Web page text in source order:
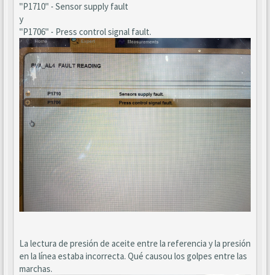
"P1710" - Sensor supply fault
y
"P1706" - Press control signal fault.
La lectura de presión de aceite entre la referencia y la presión
en la línea estaba incorrecta. Qué causou los golpes entre las
marchas.